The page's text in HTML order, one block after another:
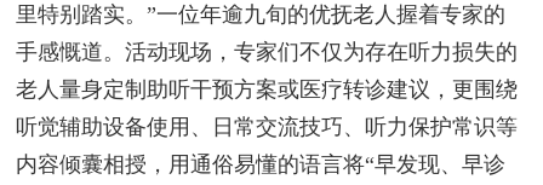
里特别踏实。”一位年逾九旬的优抚老人握着专家的
手感慨道。活动现场，专家们不仅为存在听力损失的
老人量身定制助听干预方案或医疗转诊建议，更围绕
听觉辅助设备使用、日常交流技巧、听力保护常识等
内容倾囊相授，用通俗易懂的语言将“早发现、早诊